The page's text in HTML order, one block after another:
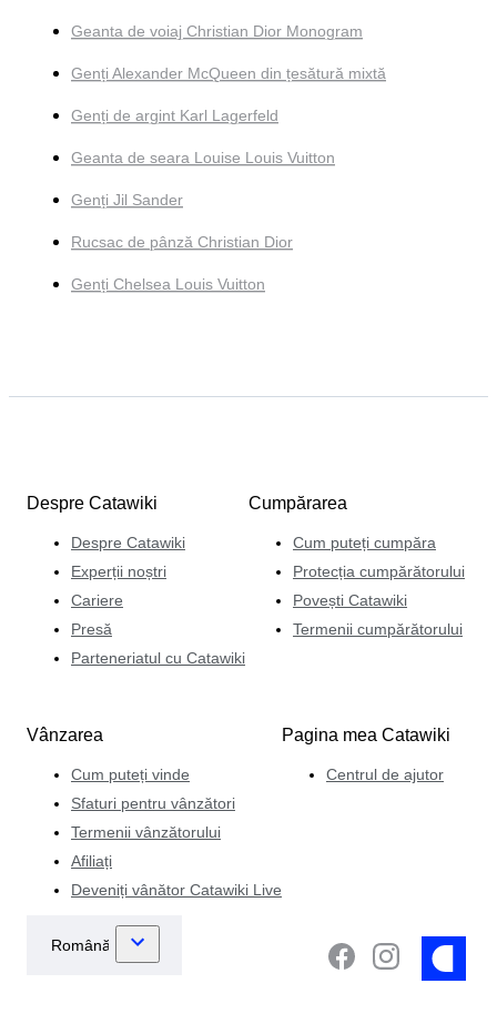
Geanta de voiaj Christian Dior Monogram
Genți Alexander McQueen din țesătură mixtă
Genți de argint Karl Lagerfeld
Geanta de seara Louise Louis Vuitton
Genți Jil Sander
Rucsac de pânză Christian Dior
Genți Chelsea Louis Vuitton
Despre Catawiki
Despre Catawiki
Experții noștri
Cariere
Presă
Parteneriatul cu Catawiki
Cumpărarea
Cum puteți cumpăra
Protecția cumpărătorului
Povești Catawiki
Termenii cumpărătorului
Vânzarea
Cum puteți vinde
Sfaturi pentru vânzători
Termenii vânzătorului
Afiliați
Deveniți vânător Catawiki Live
Pagina mea Catawiki
Centrul de ajutor